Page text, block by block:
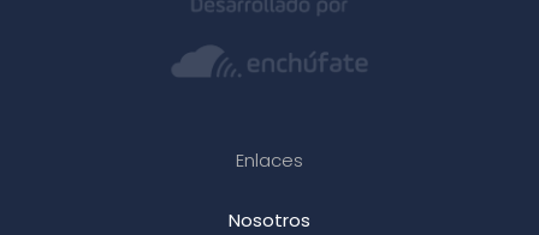
Enlaces
Nosotros